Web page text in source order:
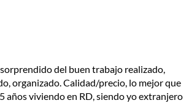
del buen trabajo realizado,
organizado. Calidad/precio, lo mejor que
años viviendo en RD, siendo yo extranjero